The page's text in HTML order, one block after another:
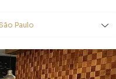
Paulo